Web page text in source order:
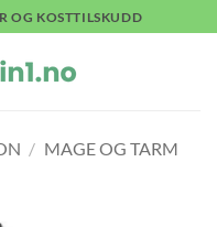
OG KOSTTILSKUDD
/ MAGE OG TARM